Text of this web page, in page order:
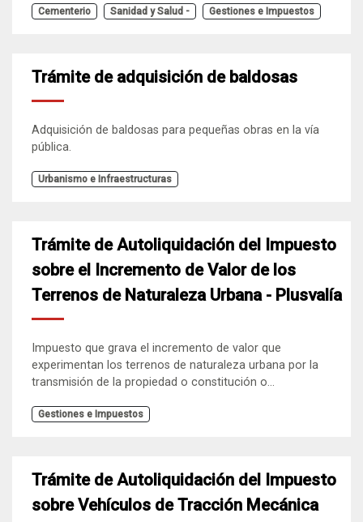
Cementerio Sanidad y Salud - Gestiones e Impuestos
Trámite de adquisición de baldosas
Adquisición de baldosas para pequeñas obras en la vía
pública.
Urbanismo e Infraestructuras
Trámite de Autoliquidación del Impuesto
sobre el Incremento de Valor de los
Terrenos de Naturaleza Urbana - Plusvalía
Impuesto que grava el incremento de valor que
experimentan los terrenos de naturaleza urbana por la
transmisión de la propiedad o constitución o...
Gestiones e Impuestos
Trámite de Autoliquidación del Impuesto
sobre Vehículos de Tracción Mecánica